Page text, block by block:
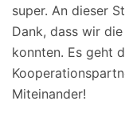
super. An dieser
Dank, dass wir
konnten. Es geht
Miteinander!